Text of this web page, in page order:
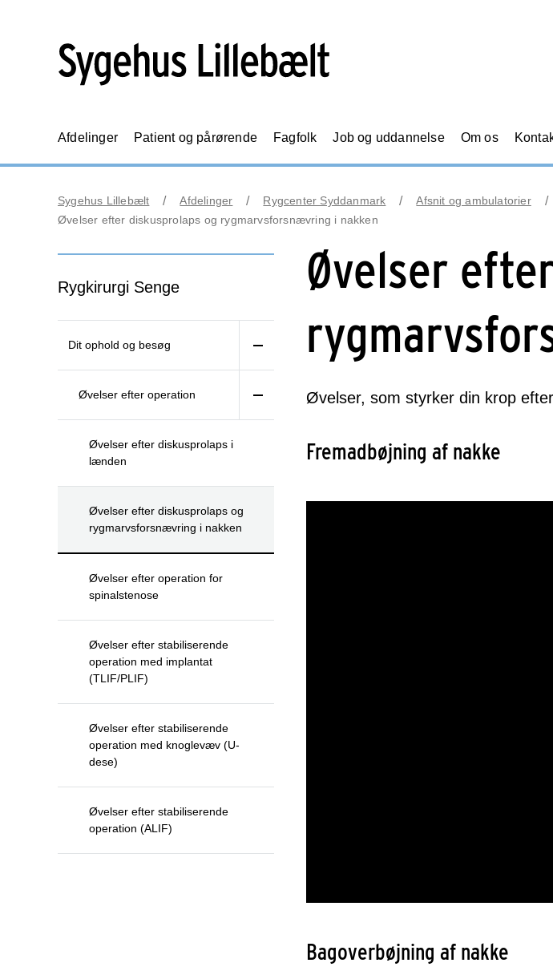
Afdelinger Patient og pårørende Fagfolk Job og uddannelse Om os
Sygehus Lillebælt Afdelinger Rygcenter Syddanmark Afsnit og ambulatorier
Øvelser efter diskusprolaps og rygmarvsforsnævring i nakken
Rygkirurgi Senge
Dit ophold og besøg
Øvelser efter operation
Øvelser efter diskusprolaps i
lænden
Øvelser efter diskusprolaps og
rygmarvsforsnævring i nakken
Øvelser efter operation for
spinalstenose
Øvelser efter stabiliserende
operation med implantat
(TLIF/PLIF)
Øvelser efter stabiliserende
operation med knoglevæv (U-
dese)
Øvelser efter stabiliserende
operation (ALIF)
Øvelser
Øvelser, som styrker din krop
Fremadbøjning af nakke
Bagoverbøjning af nakke